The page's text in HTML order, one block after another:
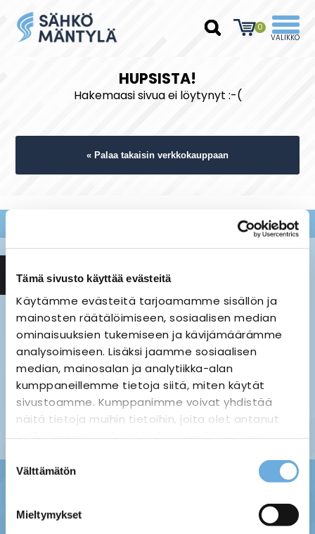
Tämä sivusto käyttää evästeitä
Käytämme evästeitä tarjoamamme sisällön ja
mainosten räätälöimiseen, sosiaalisen median
ominaisuuksien tukemiseen ja kävijämäärämme
analysoimiseen. Lisäksi jaamme sosiaalisen
median, mainosalan ja analytiikka-alan
kumppaneillemme tietoja siitä, miten käytät
sivustoamme. Kumppanimme voivat yhdistää
näitä tietoja muihin tietoihin, joita olet antanut
heille tai joita on kerätty, kun olet käyttänyt
Suostumuksen
valinta
Välttämätön
Mieltymykset
0
HUPSISTA!
Hakemaasi sivua ei löytynyt :-(
« Palaa takaisin verkkokauppaan
Maksuvaihtoehdot ›
Toimitustavat ja -kulut ›
Tilausehdot ›
Palauttaminen ›
Tietosuojaseloste ›
Asiakaspalaute ›